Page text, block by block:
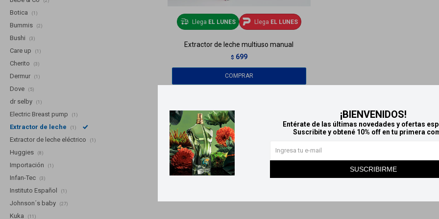
¡BIENVENIDOS!
Entérate de las últimas novedades y ofertas
Suscribite y obtené 10% off en tu primera
SUSCRIBIRME
Llega EL LUNES Llega EL LUNES
Extractor de leche multiuso manual
$ 699
Botica (1)
Bummis (2)
Bushi (3)
Care up (1)
Cherito (3)
Dermur (1)
Dove (5)
dr selby (1)
Electric Breast pump (1)
Extractor de leche (1)
Extractor de leche eléctrico (1)
Huggies (8)
Importación (1)
Infan-Tec (3)
Instituto Español (1)
Johnson´s baby (27)
Kuka (11)